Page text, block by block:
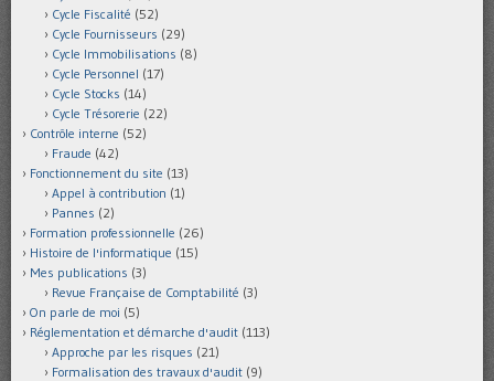
Cycle Fiscalité (52)
Cycle Fournisseurs (29)
Cycle Immobilisations (8)
Cycle Personnel (17)
Cycle Stocks (14)
Cycle Trésorerie (22)
Contrôle interne (52)
Fraude (42)
Fonctionnement du site (13)
Appel à contribution (1)
Pannes (2)
Formation professionnelle (26)
Histoire de l'informatique (15)
Mes publications (3)
Revue Française de Comptabilité (3)
On parle de moi (5)
Réglementation et démarche d'audit (113)
Approche par les risques (21)
Formalisation des travaux d'audit (9)